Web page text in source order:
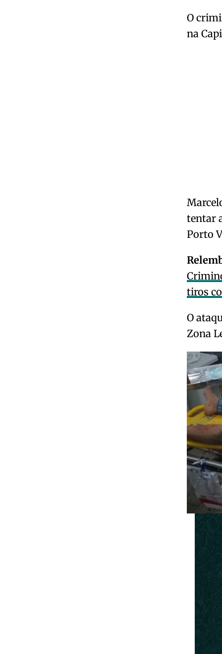
O
na
tentar
Porto
tiros
O
Zona